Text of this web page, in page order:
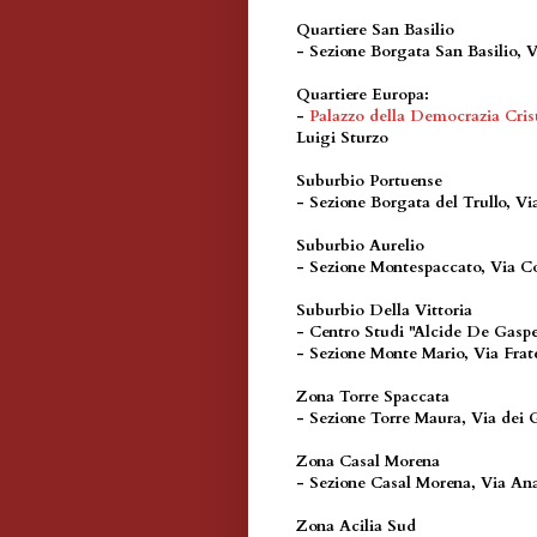
Quartiere San Basilio
- Sezione Borgata San Basilio,
Quartiere Europa:
- Palazzo della Democrazia
Luigi Sturzo
Suburbio Portuense
- Sezione Borgata del Trullo,
Suburbio Aurelio
- Sezione Montespaccato, Via
Suburbio Della Vittoria
- Centro Studi "Alcide De
- Sezione Monte Mario, Via
Zona Torre Spaccata
- Sezione Torre Maura, Via dei
Zona Casal Morena
- Sezione Casal Morena, Via
Zona Acilia Sud